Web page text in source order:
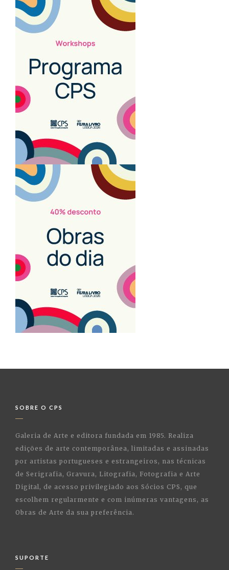
SOBRE O CPS
Galeria de Arte e editora fundada em 1985. Realiza
edições de arte contemporânea, limitadas e assinadas
por artistas portugueses e estrangeiros, nas técnicas
de Serigrafia, Gravura, Litografia, Fotografia e Arte
Digital, de acesso privilegiado aos Sócios CPS, que
escolhem regularmente e com inúmeras vantagens, as
Obras de Arte da sua preferência.
SUPORTE